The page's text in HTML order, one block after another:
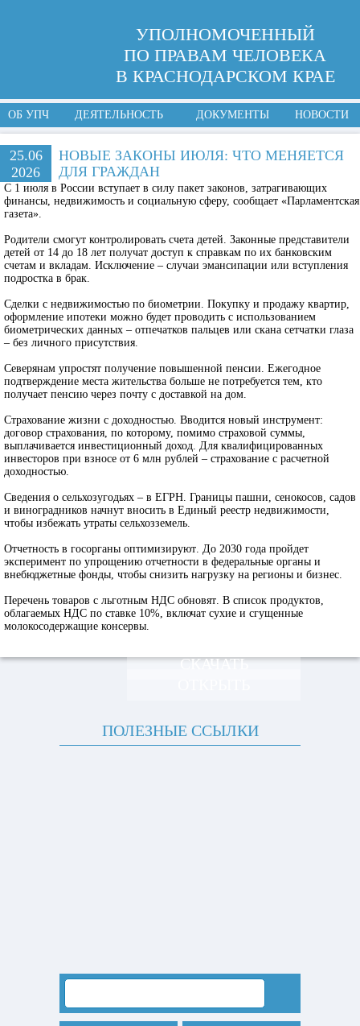
УПОЛНОМОЧЕННЫЙ
ПО ПРАВАМ ЧЕЛОВЕКА
В КРАСНОДАРСКОМ КРАЕ
ОБ УПЧ ДЕЯТЕЛЬНОСТЬ ДОКУМЕНТЫ НОВОСТИ
25.06
2026
НОВЫЕ ЗАКОНЫ ИЮЛЯ: ЧТО МЕНЯЕТСЯ
ДЛЯ ГРАЖДАН
С 1 июля в России вступает в силу пакет законов, затрагивающих
финансы, недвижимость и социальную сферу, сообщает «Парламентская
газета».
Родители смогут контролировать счета детей. Законные представители
детей от 14 до 18 лет получат доступ к справкам по их банковским
счетам и вкладам. Исключение – случаи эмансипации или вступления
подростка в брак.
Сделки с недвижимостью по биометрии. Покупку и продажу квартир,
оформление ипотеки можно будет проводить с использованием
биометрических данных – отпечатков пальцев или скана сетчатки глаза
– без личного присутствия.
Северянам упростят получение повышенной пенсии. Ежегодное
подтверждение места жительства больше не потребуется тем, кто
получает пенсию через почту с доставкой на дом.
Страхование жизни с доходностью. Вводится новый инструмент:
договор страхования, по которому, помимо страховой суммы,
выплачивается инвестиционный доход. Для квалифицированных
инвесторов при взносе от 6 млн рублей – страхование с расчетной
доходностью.
Сведения о сельхозугодьях – в ЕГРН. Границы пашни, сенокосов, садов
и виноградников начнут вносить в Единый реестр недвижимости,
чтобы избежать утраты сельхозземель.
Отчетность в госорганы оптимизируют. До 2030 года пройдет
эксперимент по упрощению отчетности в федеральные органы и
внебюджетные фонды, чтобы снизить нагрузку на регионы и бизнес.
Перечень товаров с льготным НДС обновят. В список продуктов,
облагаемых НДС по ставке 10%, включат сухие и сгущенные
молокосодержащие консервы.
СКАЧАТЬ
ПОЛЕЗНЫЕ ССЫЛКИ